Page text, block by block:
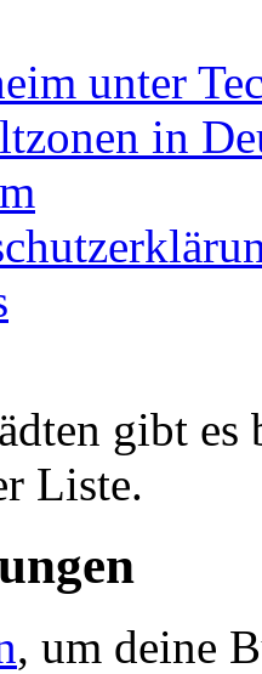
unter
in
gibt es
Liste.
, um deine